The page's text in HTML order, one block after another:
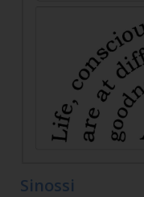
Sinossi